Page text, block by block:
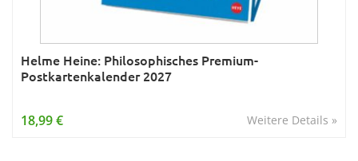
Helme Heine: Philosophisches Premium-
Postkartenkalender 2027
Weitere Details »
18,99 €